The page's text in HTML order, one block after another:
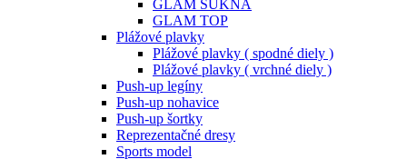
GLAM SUKŇA
GLAM TOP
Plážové plavky
Plážové plavky ( spodné diely )
Plážové plavky ( vrchné diely )
Push-up legíny
Push-up nohavice
Push-up šortky
Reprezentačné dresy
Sports model